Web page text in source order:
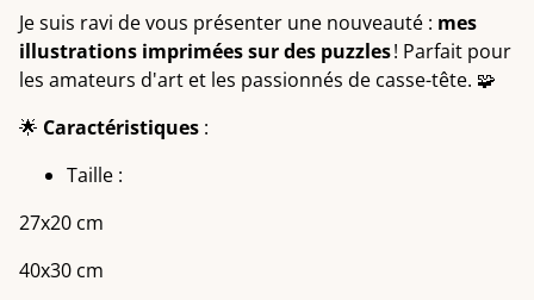
Je suis ravi de vous présenter une nouveauté : mes
illustrations imprimées sur des puzzles! Parfait pour
les amateurs d'art et les passionnés de casse-tête. 🧩
🌟 Caractéristiques :
Taille :
27x20 cm
40x30 cm